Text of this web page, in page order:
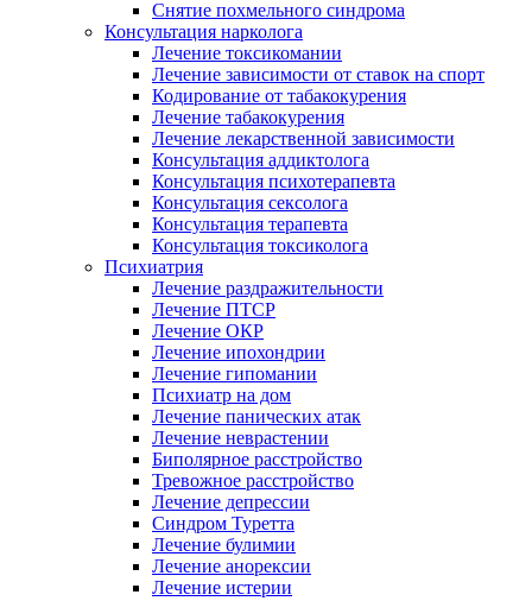
Снятие похмельного синдрома
Консультация нарколога
Лечение токсикомании
Лечение зависимости от ставок на спорт
Кодирование от табакокурения
Лечение табакокурения
Лечение лекарственной зависимости
Консультация аддиктолога
Консультация психотерапевта
Консультация сексолога
Консультация терапевта
Консультация токсиколога
Психиатрия
Лечение раздражительности
Лечение ПТСР
Лечение ОКР
Лечение ипохондрии
Лечение гипомании
Психиатр на дом
Лечение панических атак
Лечение неврастении
Биполярное расстройство
Тревожное расстройство
Лечение депрессии
Синдром Туретта
Лечение булимии
Лечение анорексии
Лечение истерии